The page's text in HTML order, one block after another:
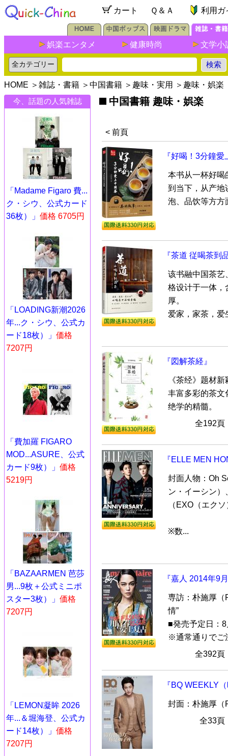
カート Ｑ＆Ａ 利用ガ
娯楽エンタメ 健康時尚 文学小
HOME ＞ 雑誌・書籍 ＞ 中国書籍 ＞ 趣味・実用 ＞ 趣味・娯楽
今、話題の人気雑誌
「Madame Figaro 費...
ク・シウ、公式カード
36枚）」 価格 6705円
「LOADING新潮2026
年...ク・シウ、公式カ
ード18枚）」 価格
7207円
「費加羅 FIGARO
MOD...ASURE、公式
カード9枚）」 価格
5219円
「BAZAARMEN 芭莎
男...9枚＋公式ミニポ
スター3枚）」 価格
7207円
「LEMON凝眸 2026
年...＆堀海登、公式カ
ード14枚）」 価格
7207円
中国書籍 趣味・娯楽
< 前頁
『好喝！3分鐘
本书从一杯好喝
到当下，从产地
泡、品饮等方方
『茶道 従喝茶到
该书融中国茶艺
格设计于一体，
厚。
爱家，家茶，爱
『図解茶経』
《茶经》题材
丰富多彩的茶文
绝学的精髓。
全192
『ELLE MEN
封面人物：Oh
ン・イーシン
（EXO（エク
※数...
『嘉人 2014年9
専訪：朴施厚（
情”
■発売予定日：
※通常通りでご
全392
『BQ WEEKLY
封面：朴施厚（
全33